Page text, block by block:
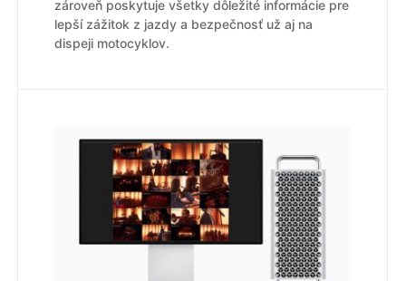
zároveň poskytuje všetky dôležité informácie pre
lepší zážitok z jazdy a bezpečnosť už aj na
dispeji motocyklov.